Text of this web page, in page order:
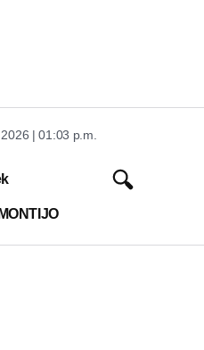
| 01:03 p.m.